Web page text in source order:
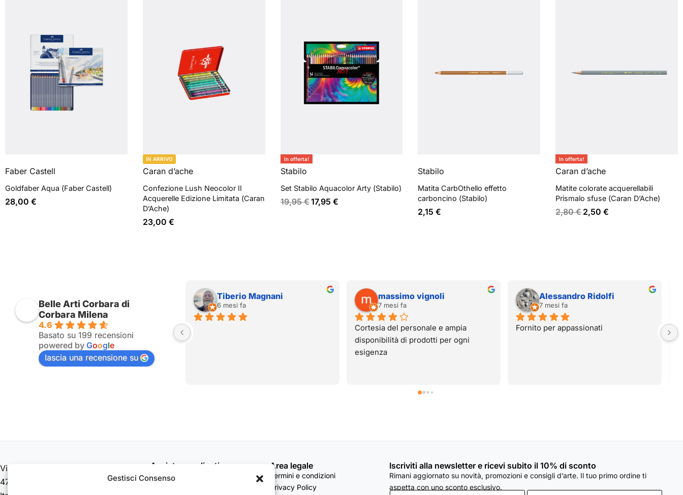
Gestisci Consenso
Faber Castell
Goldfaber Aqua (Faber Castell)
28,00 €
IN ARRIVO
Caran d’ache
Confezione Lush Neocolor II
Acquerelle Edizione Limitata (Caran
D’Ache)
23,00 €
In offerta!
Stabilo
Set Stabilo Aquacolor Arty (Stabilo)
19,95€17,95 €
Stabilo
Matita CarbOthello effetto
carboncino (Stabilo)
2,15€
In offerta!
Caran d’ache
Matite colorate acquerellabili
Prismalo sfuse (Caran D’Ache)
2,80€ 2,50€
Belle Arti Corbara di
Corbara Milena
4.6
Basato su 199 recensioni
powered by Google
lascia una recensione su
6 mesi fa
massimo vignoli Alessandro Ridolfi
Fornito per appassionati
Franco Facciani
Via C. Cattaneo, 498
47522, Cesena (FC)
Assistenza clienti
Contattaci
Area legale
Termini e condizioni
Privacy Policy
Iscriviti alla newsletter e ricevi subito il 10% di sconto
Rimani aggiornato su novità, promozioni e consigli d’arte. Il tuo primo ordine ti
aspetta con uno sconto esclusivo.